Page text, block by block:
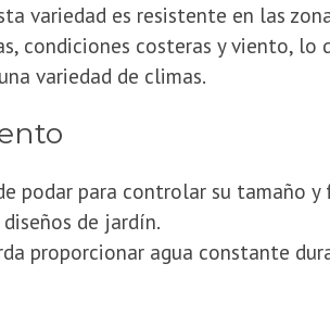
variedad es resistente en las
condiciones costeras y viento, lo
variedad de climas.
podar para controlar su tamaño
de jardín.
proporcionar agua constante